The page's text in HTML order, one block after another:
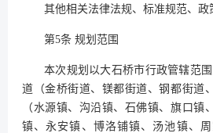
其他相关法律法规、标准规范、政
第5条 规划范围
本次规划以大石桥市行政管辖范
道（金桥街道、镁都街道、钢都街道
（水源镇、沟沿镇、石佛镇、旗口镇
镇、永安镇、博洛铺镇、汤池镇、